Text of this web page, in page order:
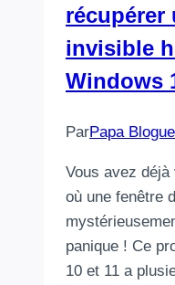
récupérer
invisible
Windows
ParPapa
Vous avez
où une fenêtre
panique ! Ce
10 et 11 a